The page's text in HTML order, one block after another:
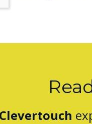
Clevertouch